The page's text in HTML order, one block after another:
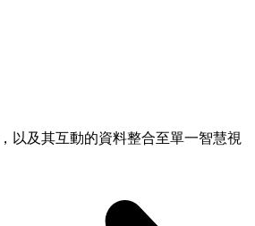
以及其互動的資料整合至單一智慧視